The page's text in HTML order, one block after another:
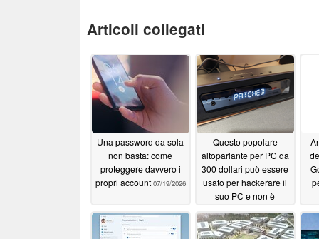
Articoli collegati
Una password da sola
non basta: come
proteggere davvero i
propri account 07/19/2026
Questo popolare
altoparlante per PC da
300 dollari può essere
usato per hackerare il
suo PC e non è
06/03/2026